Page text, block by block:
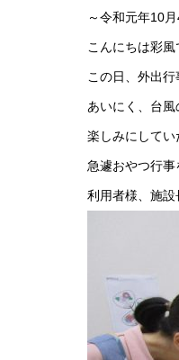
～令和元年10
こんにちは彩風
この日、外出
あいにく、台風
楽しみにしてい
急遽おやつ行
利用者様、施設